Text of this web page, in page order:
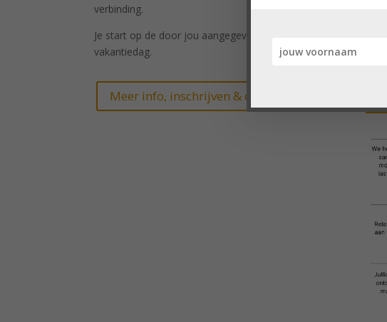
verbinding.
Je start op de door jou aangegeven (eerste)
vakantiedag.
Meer info, inschrijven & deelnemen